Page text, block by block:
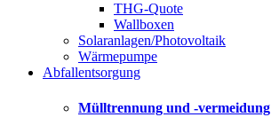
THG-Quote
Wallboxen
Solaranlagen/Photovoltaik
Wärmepumpe
Abfallentsorgung
Mülltrennung und -vermeidung